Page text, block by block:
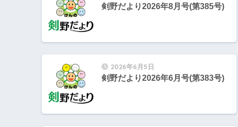
剣野だより2026年8月号(第385号)
2026年6月5日
剣野だより2026年6月号(第383号)